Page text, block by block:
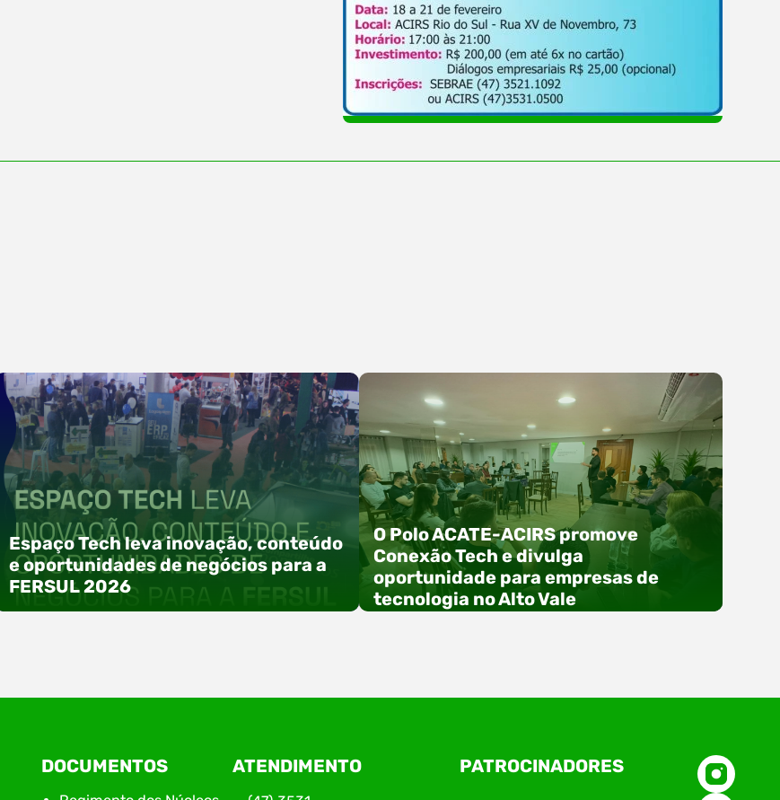
Espaço Tech leva inovação, conteúdo
e oportunidades de negócios para a
FERSUL 2026
A 15ª FERSUL – Feira Multissetorial do Alto Vale
do Itajaí acontece nos dias 12, 13 e 14 de agosto
de 2026, no Centro de Eventos Hermann
O Polo ACATE-ACIRS promove
Conexão Tech e divulga
oportunidade para empresas de
tecnologia no Alto Vale
O Polo ACATE-ACIRS, por meio do NIAVI – Núcleo
de Tecnologia da Informação do Alto Vale do
DOCUMENTOS ATENDIMENTO PATROCINADORES